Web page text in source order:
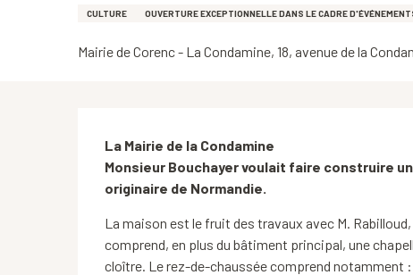
CULTURE OUVERTURE EXCEPTIONNELLE DANS LE CADRE
Mairie de Corenc - La Condamine, 18, avenue de la
Description
La Mairie de la Condamine
Monsieur Bouchayer voulait faire construire
originaire de Normandie.
La maison est le fruit des travaux avec M.
comprend, en plus du bâtiment principal, une
cloître. Le rez-de-chaussée comprend notamment